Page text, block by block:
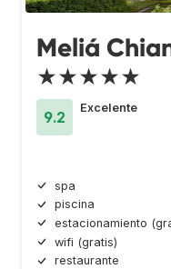
Meliá
★★★★★
9.2
Excelente
spa
piscina
estacionamiento
wifi (gratis)
restaurante